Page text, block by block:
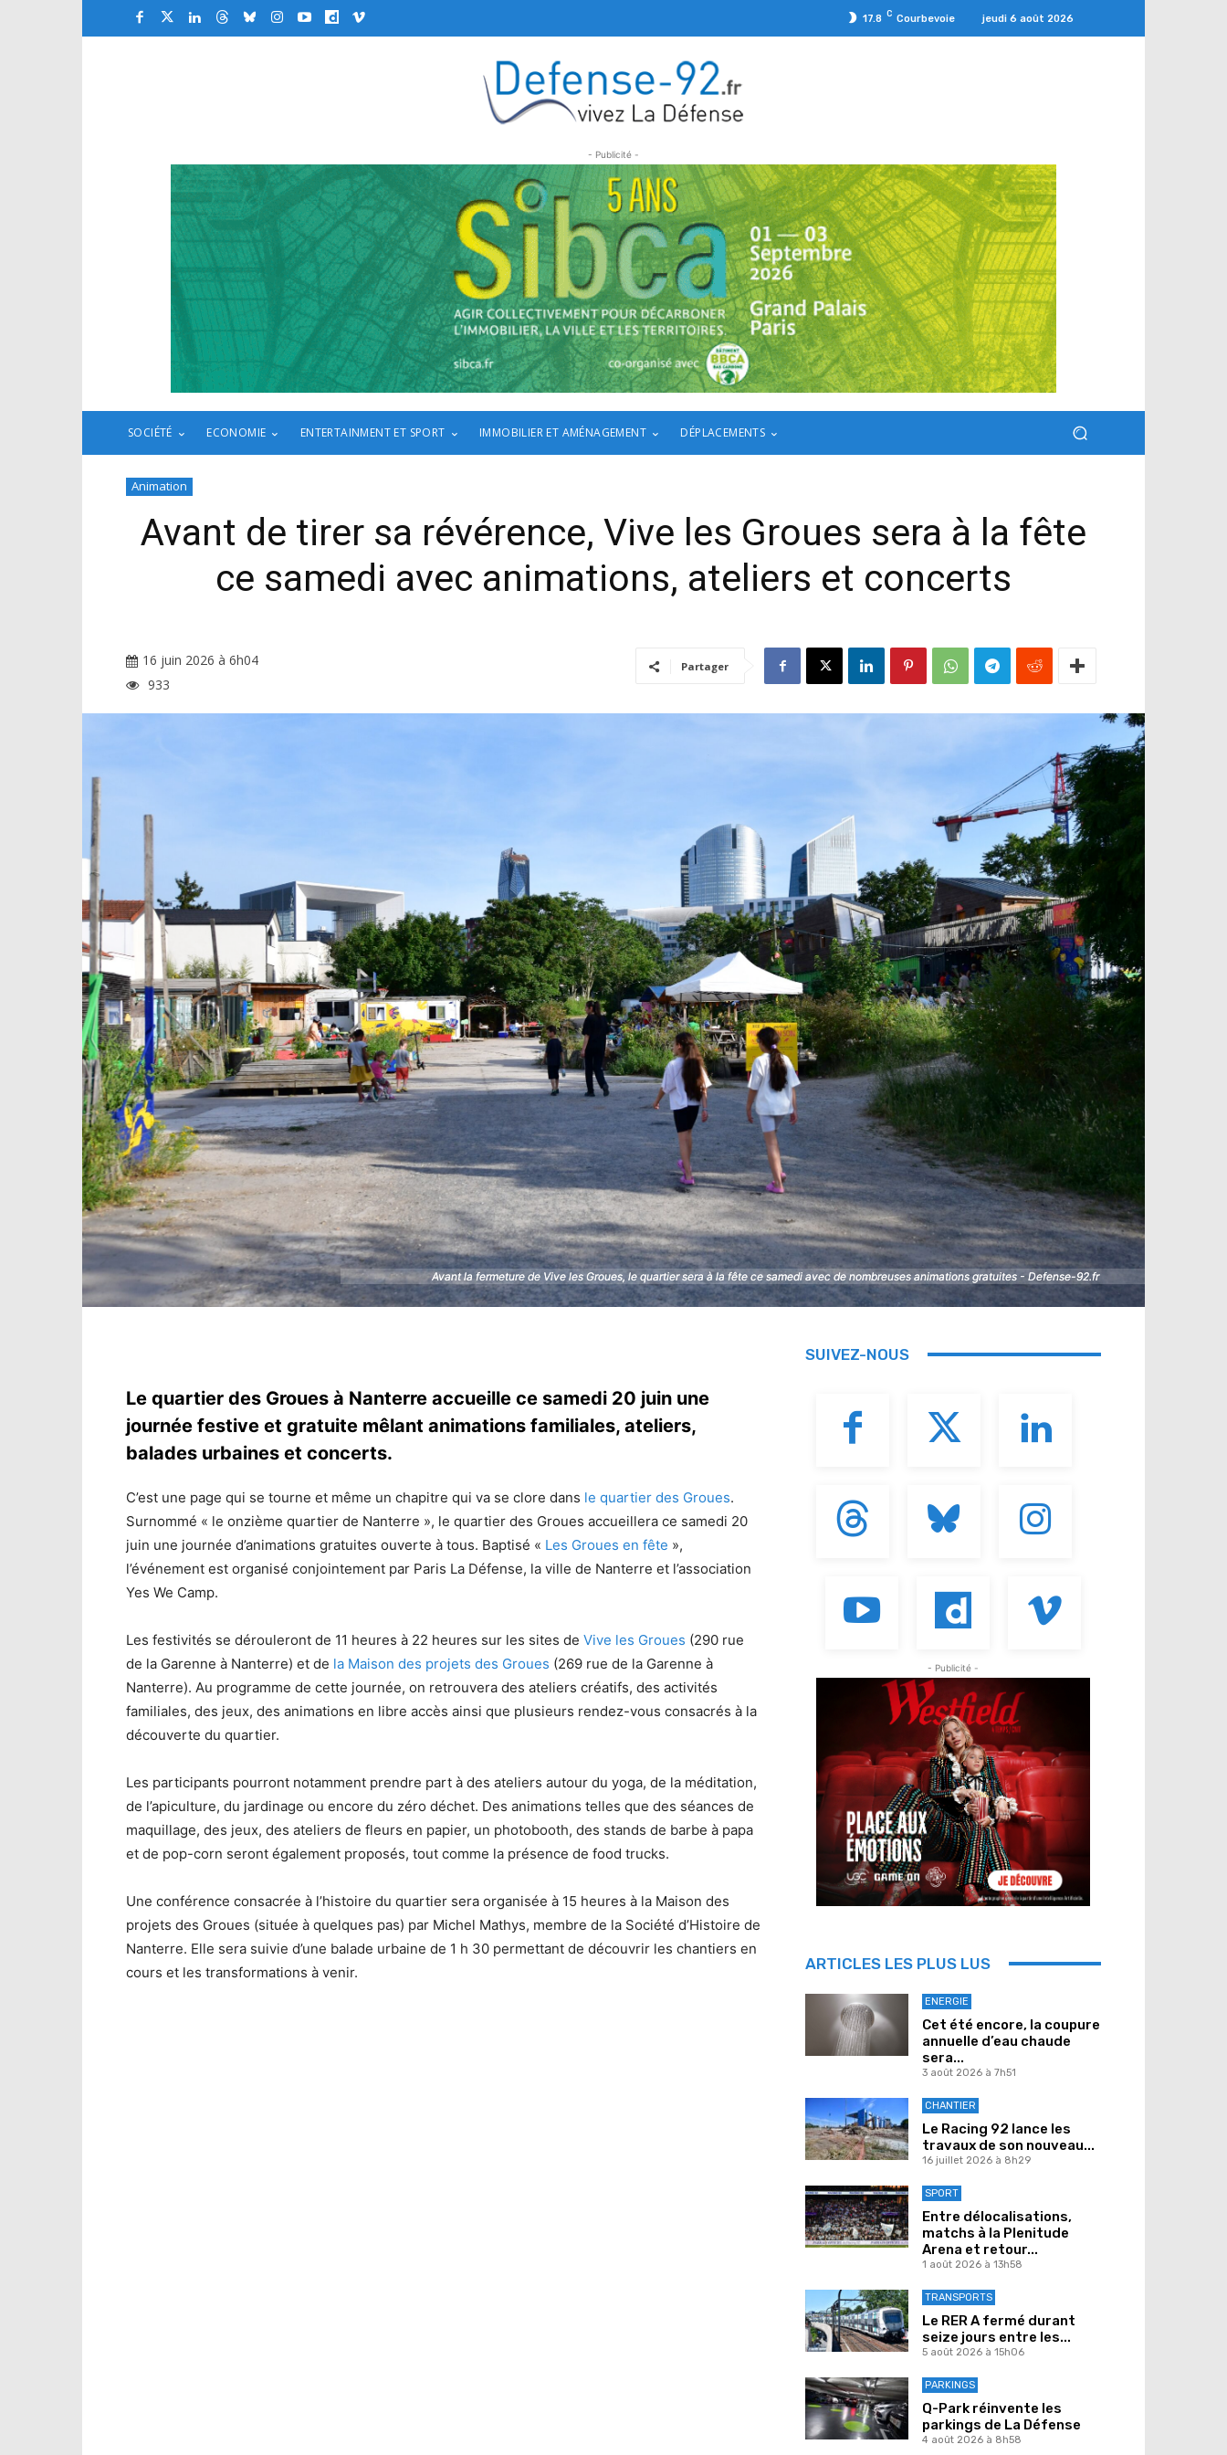
17.8 C Courbevoie jeudi 6 août 2026
- Publicité -
SOCIÉTÉ ECONOMIE ENTERTAINMENT ET SPORT IMMOBILIER ET AMÉNAGEMENT DÉPLACEMENTS
Animation
Avant de tirer sa révérence, Vive les Groues sera à la fête
ce samedi avec animations, ateliers et concerts
16 juin 2026 à 6h04
933
Partager
Avant la fermeture de Vive les Groues, le quartier sera à la fête ce samedi avec de nombreuses animations gratuites - Defense-92.fr
Avant la fermeture de Vive les Groues, le quartier sera à la fête ce samedi avec de nombreuses animations gratuites - Defense-92.fr
Le quartier des Groues à Nanterre accueille ce samedi 20 juin une
journée festive et gratuite mêlant animations familiales, ateliers,
balades urbaines et concerts.
C’est une page qui se tourne et même un chapitre qui va se clore dans le quartier des Groues.
Surnommé « le onzième quartier de Nanterre », le quartier des Groues accueillera ce samedi 20
juin une journée d’animations gratuites ouverte à tous. Baptisé « Les Groues en fête »,
l’événement est organisé conjointement par Paris La Défense, la ville de Nanterre et l’association
Yes We Camp.
Les festivités se dérouleront de 11 heures à 22 heures sur les sites de Vive les Groues (290 rue
de la Garenne à Nanterre) et de la Maison des projets des Groues (269 rue de la Garenne à
Nanterre). Au programme de cette journée, on retrouvera des ateliers créatifs, des activités
familiales, des jeux, des animations en libre accès ainsi que plusieurs rendez-vous consacrés à la
découverte du quartier.
Les participants pourront notamment prendre part à des ateliers autour du yoga, de la méditation,
de l’apiculture, du jardinage ou encore du zéro déchet. Des animations telles que des séances de
maquillage, des jeux, des ateliers de fleurs en papier, un photobooth, des stands de barbe à papa
et de pop-corn seront également proposés, tout comme la présence de food trucks.
Une conférence consacrée à l’histoire du quartier sera organisée à 15 heures à la Maison des
projets des Groues (située à quelques pas) par Michel Mathys, membre de la Société d’Histoire de
Nanterre. Elle sera suivie d’une balade urbaine de 1 h 30 permettant de découvrir les chantiers en
cours et les transformations à venir.
SUIVEZ-NOUS
- Publicité -
ARTICLES LES PLUS LUS
ENERGIE
Cet été encore, la coupure
annuelle d’eau chaude
sera...
3 août 2026 à 7h51
CHANTIER
Le Racing 92 lance les
travaux de son nouveau...
16 juillet 2026 à 8h29
SPORT
Entre délocalisations,
matchs à la Plenitude
Arena et retour...
1 août 2026 à 13h58
TRANSPORTS
Le RER A fermé durant
seize jours entre les...
5 août 2026 à 15h06
PARKINGS
Q-Park réinvente les
parkings de La Défense
4 août 2026 à 8h58